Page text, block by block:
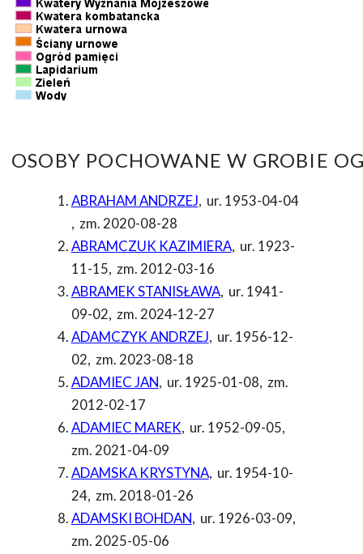
OSOBY POCHOWANE W GROBIE
ABRAHAM ANDRZEJ, ur. 1953-04-04
, zm. 2020-08-28
ABRAMCZUK KAZIMIERA, ur. 1923-
11-15, zm. 2012-03-16
ABRAMEK STANISŁAWA, ur. 1941-
09-02, zm. 2024-12-27
ADAMCZYK ANDRZEJ, ur. 1956-12-
02, zm. 2023-08-18
ADAMIEC JAN, ur. 1925-01-08, zm.
2012-02-17
ADAMIEC MAREK, ur. 1952-09-05,
zm. 2021-04-09
ADAMSKA KRYSTYNA, ur. 1954-10-
24, zm. 2018-01-26
ADAMSKI BOHDAN, ur. 1926-03-09,
zm. 2025-05-06